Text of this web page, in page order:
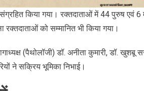
किया गया। रक्तदाताओं में 44 पुरुष एवं 6
रक्तदाताओं को सम्मानित भी किया गया।
(पैथोलॉजी) डॉ. अनीता कुमारी, डॉ. खुशबू
ने सक्रिय भूमिका निभाई।